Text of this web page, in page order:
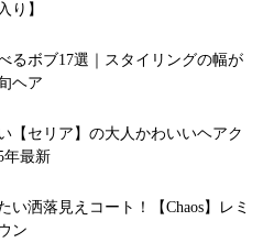
り】
るボブ17選｜スタイリングの幅が
ヘア
【セリア】の大人かわいいヘアク
年最新
い洒落見えコート！【Chaos】レミ
ン